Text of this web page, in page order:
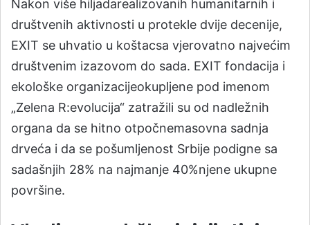
Nakon više hiljadarealizovanih humanitarnih i
društvenih aktivnosti u protekle dvije decenije,
EXIT se uhvatio u koštacsa vjerovatno najvećim
društvenim izazovom do sada. EXIT fondacija i
ekološke organizacijeokupljene pod imenom
„Zelena R:evolucija“ zatražili su od nadležnih
organa da se hitno otpočnemasovna sadnja
drveća i da se pošumljenost Srbije podigne sa
sadašnjih 28% na najmanje 40%njene ukupne
površine.